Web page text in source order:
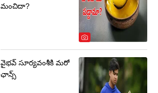
మంచిదా?
వైభవ్ సూర్యవంశీకి మరో
ఛాన్స్